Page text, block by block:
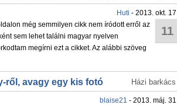
Huti - 2013. okt. 17
11
még semmilyen cikk nem íródott erről az
sem lehet találni magyar nyelven
megírni ezt a cikket. Az alábbi szöveg
Házi barkács
ről, avagy egy kis fotó
blaise21 - 2013. máj. 31